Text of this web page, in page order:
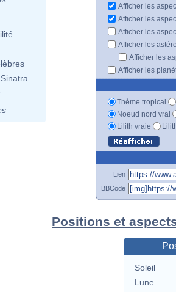
Afficher les
Afficher les
Afficher les
Afficher les
Afficher les
Afficher les
Thème tropical
Noeud nord vrai
Lilith vraie
Lien
BBCode
Positions et
Soleil
Lune